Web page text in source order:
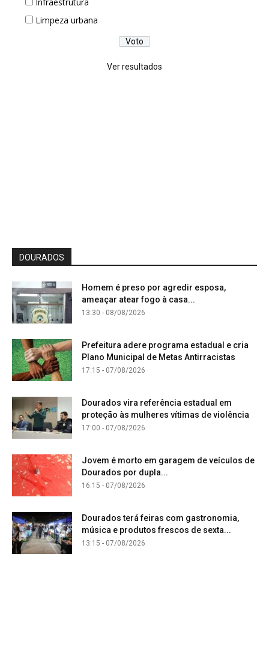
Limpeza urbana
Ver resultados
DOURADOS
Homem é preso por agredir esposa,
ameaçar atear fogo à casa...
13:30 - 08/08/2026
Prefeitura adere programa estadual e cria
Plano Municipal de Metas Antirracistas
17:15 - 07/08/2026
Dourados vira referência estadual em
proteção às mulheres vítimas de violência
17:00 - 07/08/2026
Jovem é morto em garagem de veículos de
Dourados por dupla...
16:15 - 07/08/2026
Dourados terá feiras com gastronomia,
música e produtos frescos de sexta...
13:15 - 07/08/2026